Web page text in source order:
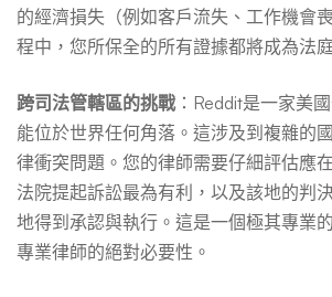
的經濟損失（例如客戶流失、工作機會
程中，您所保全的所有證據都將成為法
跨司法管轄區的挑戰：Reddit是一家美
能位於世界任何角落。這涉及到複雜的
律衝突問題。您的律師需要仔細評估應
法院提起訴訟最為有利，以及該地的判
地得到承認與執行。這是一個極其專業
專業律師的絕對必要性。